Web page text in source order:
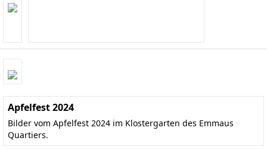
Apfelfest 2024
Bilder vom Apfelfest 2024 im Klostergarten des Emmaus
Quartiers.